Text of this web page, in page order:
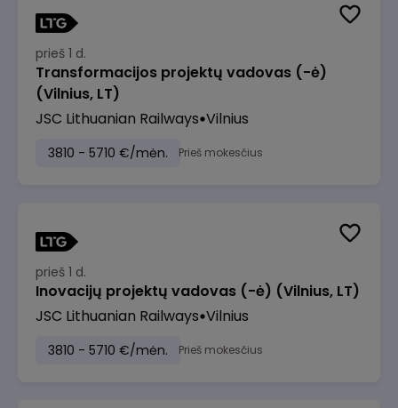
prieš 1 d.
Transformacijos projektų vadovas (-ė)
(Vilnius, LT)
JSC Lithuanian Railways Vilnius
3810 - 5710 €/mėn. Prieš mokesčius
prieš 1 d.
Inovacijų projektų vadovas (-ė) (Vilnius, LT)
JSC Lithuanian Railways Vilnius
3810 - 5710 €/mėn. Prieš mokesčius